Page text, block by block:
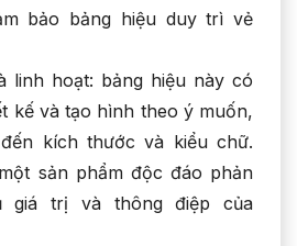
bảo bảng hiệu duy trì vẻ
linh hoạt: bảng hiệu này có
kế và tạo hình theo ý muốn,
kích thước và kiểu chữ.
sản phẩm độc đáo phản
giá trị và thông điệp của